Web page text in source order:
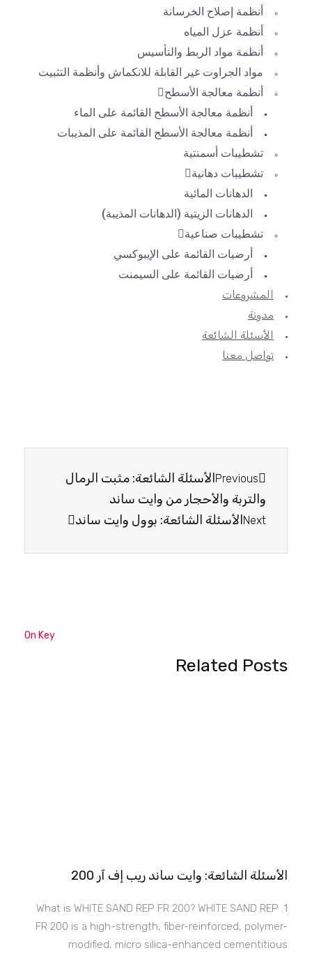
أنظمة إصلاح الخرسانة
أنظمة عزل المياه
أنظمة مواد الربط والتأسيس
مواد الجراوت غير القابلة للانكماش وأنظمة التثبيت
أنظمة معالجة الأسطح
أنظمة معالجة الأسطح القائمة على الماء
أنظمة معالجة الأسطح القائمة على المذيبات
تشطيبات أسمنتية
تشطيبات دهانية
الدهانات المائية
الدهانات الزيتية (الدهانات المذيبة)
تشطيبات صناعية
أرضيات القائمة على الإيبوكسي
أرضيات القائمة على السيمنت
المشروعات
مدونة
الأسئلة الشائعة
تواصل معنا
Previous الأسئلة الشائعة: مثبت الرمال
والتربة والأحجار من وايت ساند
Next الأسئلة الشائعة: بوول وايت ساند
On Key
Related Posts
الأسئلة الشائعة: وايت ساند ريب إف آر 200
1. What is WHITE SAND REP FR 200? WHITE SAND REP
FR 200 is a high-strength, fiber-reinforced, polymer-
modified, micro silica-enhanced cementitious